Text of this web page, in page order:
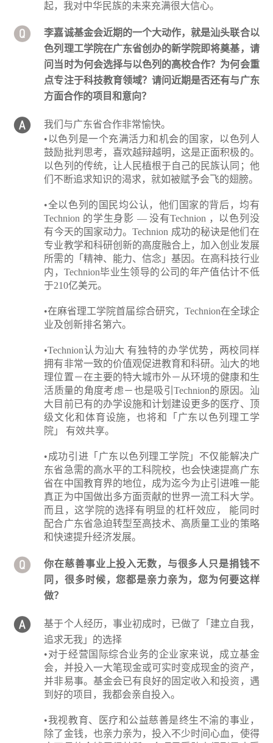
起，我对中华民族的未来充满很大信心。
李嘉诚基金会近期的一个大动作，就是汕头联合以
色列理工学院在广东省创办的新学院即将奠基，请
问当时为何会选择与以色列的高校合作？为何会重
点专注于科技教育领域？请问近期是否还有与广东
方面合作的项目和意向？
我们与广东省合作非常愉快。
•以色列是一个充满活力和机会的国家，以色列人
鼓励批判思考，喜欢越辩越明，这是正面积极的。
以色列的传统，让人民植根于自己的民族认同；他
们不断追求知识的渴求，就如被赋予会飞的翅膀。
•全以色列的国民均公认，他们国家的背后，均有
Technion 的学生身影 — 没有Technion ，以色列没
有今天的国家动力。Technion 成功的秘诀是他们在
专业教学和科研创新的高度融合上，加入创业发展
所需的「精神、能力、信念」基因。在高科技行业
内，Technion毕业生领导的公司的年产值估计不低
于210亿美元。
•在麻省理工学院首届综合研究，Technion在全球企
业及创新排名第六。
•Technion认为汕大 有独特的办学优势，两校同样
拥有非常一致的价值观促进教育和科研。汕大的地
理位置－在主要的特大城市外－从环境的健康和生
活质量的角度考虑－也是吸引Technion的原因。汕
大目前已有的办学设施和计划建设更多的医疗、顶
级文化和体育设施，也将和「广东以色列理工学
院」 有效共享。
•成功引进「广东以色列理工学院」不仅能解决广
东省急需的高水平的工科院校，也会快速提高广东
省在中国教育界的地位，成为迄今为止引进唯一能
真正为中国做出多方面贡献的世界一流工科大学。
而且，这学院的选择有明显的杠杆效应， 能同时
配合广东省急迫转型至高技术、高质量工业的策略
和快速提升经济发展。
你在慈善事业上投入无数，与很多人只是捐钱不
同，很多时候，您都是亲力亲为，您为何要这样
做？
基于个人经历，事业初成时，已做了「建立自我，
追求无我」的选择
•对于经营国际综合业务的企业家来说，成立基金
会，并投入一大笔现金或可实时变成现金的资产，
并非易事。基金会已有良好的固定收入和投资，遇
到好的项目，我都会亲自投入。
•我视教育、医疗和公益慈善是终生不渝的事业，
除了金钱，也亲力亲为，投入不少时间心血，使得